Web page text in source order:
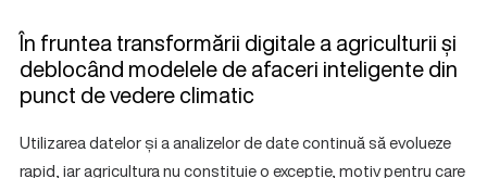
În fruntea transformării digitale a agriculturii și
deblocând modelele de afaceri inteligente din
punct de vedere climatic
Utilizarea datelor și a analizelor de date continuă să evolueze
rapid, iar agricultura nu constituie o excepție, motiv pentru care